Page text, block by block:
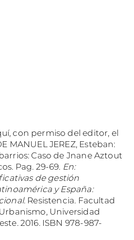
con permiso del editor, el
MANUEL JEREZ, Esteban:
Caso de Jnane Aztout
Pag. 29-69. En:
de gestión
y España:
. Resistencia. Facultad
Universidad
2016. ISBN 978-987-